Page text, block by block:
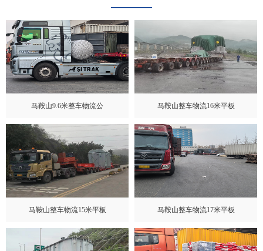
马鞍山9.6米整车物流公 马鞍山整车物流16米平板
马鞍山整车物流15米平板 马鞍山整车物流17米平板